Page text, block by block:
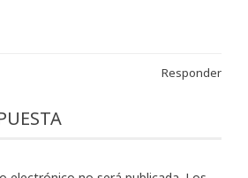
Responder